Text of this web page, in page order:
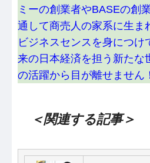
ミーの創業者やBASEの創
通して商売人の家系に生ま
ビジネスセンスを身につけ
来の日本経済を担う新たな
の活躍から目が離せません！
＜関連する記事＞